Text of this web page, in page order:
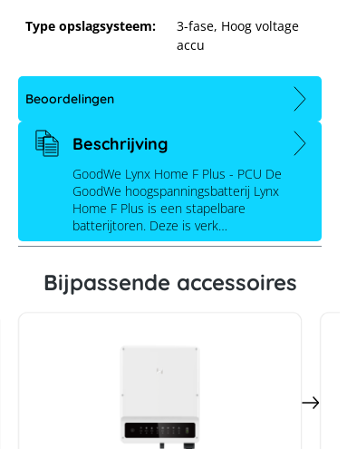
GoodWe Lynx Home F Plus - PCU
Type opslagsysteem:
3-fase, Hoog voltage
accu
Beoordelingen
Beschrijving
GoodWe Lynx Home F Plus - PCU De
GoodWe hoogspanningsbatterij Lynx
Home F Plus is een stapelbare
batterijtoren. Deze is verk…
Bijpassende accessoires